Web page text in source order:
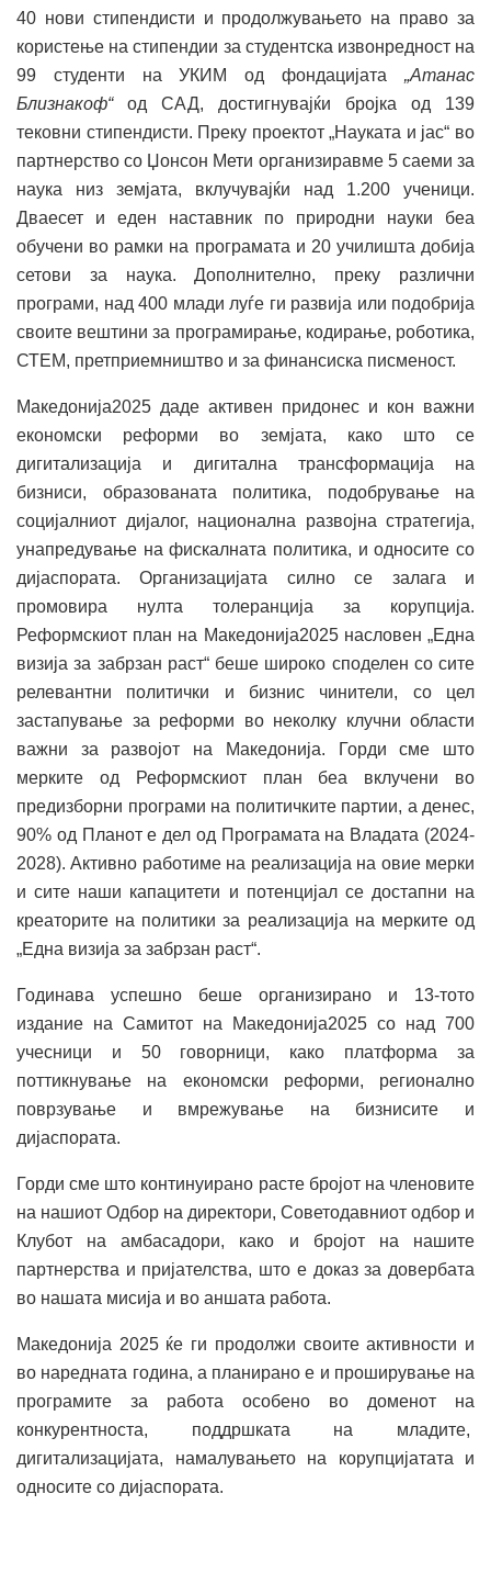
40 нови стипендисти и продолжувањето на право за
користење на стипендии за студентска извонредност на
99 студенти на УКИМ од фондацијата „Атанас
Близнакоф“ од САД, достигнувајќи бројка од 139
тековни стипендисти. Преку проектот „Науката и јас“ во
партнерство со Џонсон Мети организиравме 5 саеми за
наука низ земјата, вклучувајќи над 1.200 ученици.
Дваесет и еден наставник по природни науки беа
обучени во рамки на програмата и 20 училишта добија
сетови за наука. Дополнително, преку различни
програми, над 400 млади луѓе ги развија или подобрија
своите вештини за програмирање, кодирање, роботика,
СТЕМ, претприемништво и за финансиска писменост.
Македонија2025 даде активен придонес и кон важни
економски реформи во земјата, како што се
дигитализација и дигитална трансформација на
бизниси, образованата политика, подобрување на
социјалниот дијалог, национална развојна стратегија,
унапредување на фискалната политика, и односите со
дијаспората. Организацијата силно се залага и
промовира нулта толеранција за корупција.
Реформскиот план на Македонија2025 насловен „Една
визија за забрзан раст“ беше широко споделен со сите
релевантни политички и бизнис чинители, со цел
застапување за реформи во неколку клучни области
важни за развојот на Македонија. Горди сме што
мерките од Реформскиот план беа вклучени во
предизборни програми на политичките партии, а денес,
90% од Планот е дел од Програмата на Владата (2024-
2028). Активно работиме на реализација на овие мерки
и сите наши капацитети и потенцијал се достапни на
креаторите на политики за реализација на мерките од
„Една визија за забрзан раст“.
Годинава успешно беше организирано и 13-тото
издание на Самитот на Македонија2025 со над 700
учесници и 50 говорници, како платформа за
поттикнување на економски реформи, регионално
поврзување и вмрежување на бизнисите и
дијаспората.
Горди сме што континуирано расте бројот на членовите
на нашиот Одбор на директори, Советодавниот одбор и
Клубот на амбасадори, како и бројот на нашите
партнерства и пријателства, што е доказ за довербата
во нашата мисија и во аншата работа.
Македонија 2025 ќе ги продолжи своите активности и
во наредната година, а планирано е и проширување на
програмите за работа особено во доменот на
конкурентноста, поддршката на младите,
дигитализацијата, намалувањето на корупцијатата и
односите со дијаспората.